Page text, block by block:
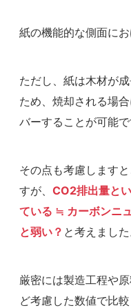
紙の機能的な側面に
ただし、紙は木材が
ため、焼却される場
バーすることが可能で
その点も考慮します
すが、 CO2排出量と
ている ≒ カーボンニ
と弱い？ と考えました
厳密には製造工程や
ど考慮した数値で比